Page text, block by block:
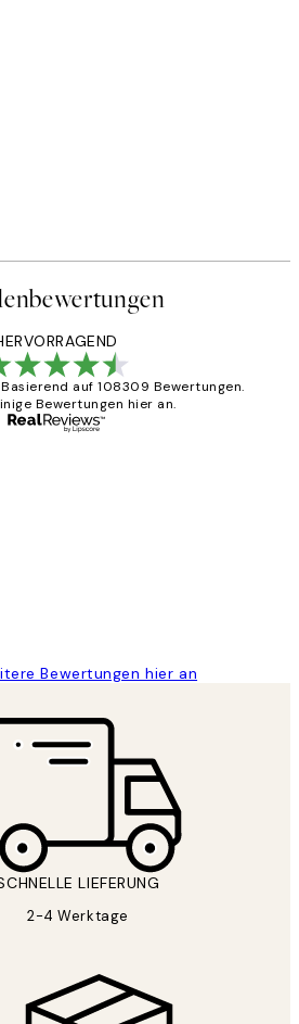
Basierend auf 108309 Bewertungen.
Bewertungen hier an.
Bewertungen hier an
LIEFERUNG
2-4 Werktage